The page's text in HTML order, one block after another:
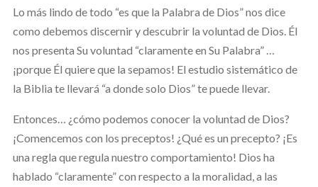
Lo más lindo de todo “es que la Palabra de Dios” nos dice
como debemos discernir y descubrir la voluntad de Dios. Él
nos presenta Su voluntad “claramente en Su Palabra” …
¡porque Él quiere que la sepamos! El estudio sistemático de
la Biblia te llevará “a donde solo Dios” te puede llevar.
Entonces… ¿cómo podemos conocer la voluntad de Dios?
¡Comencemos con los preceptos! ¿Qué es un precepto? ¡Es
una regla que regula nuestro comportamiento! Dios ha
hablado “claramente” con respecto a la moralidad, a las